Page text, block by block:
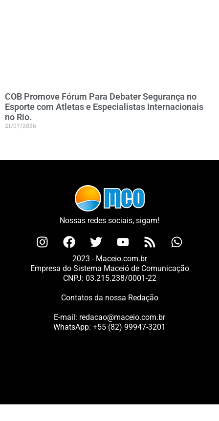
COB Promove Fórum Para Debater Segurança no
Esporte com Atletas e Especialistas Internacionais
no Rio.
21/07/2026
Nossas redes sociais, sigam!
2023 - Maceio.com.br
Empresa do Sistema Maceió de Comunicação
CNPJ: 03.215.238/0001-22
Contatos da nossa Redação
E-mail: redacao@maceio.com.br
WhatsApp: +55 (82) 99947-3201